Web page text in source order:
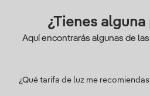
¿Tienes
Aquí encontrarás algunas de
¿Qué tarifa de luz me